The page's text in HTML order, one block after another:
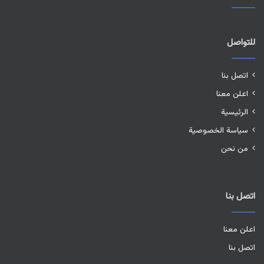
للتواصل
اتصل بنا
اعلن معنا
الرئيسية
سياسة الخصوصية
من نحن
اتصل بنا
اعلن معنا
اتصل بنا